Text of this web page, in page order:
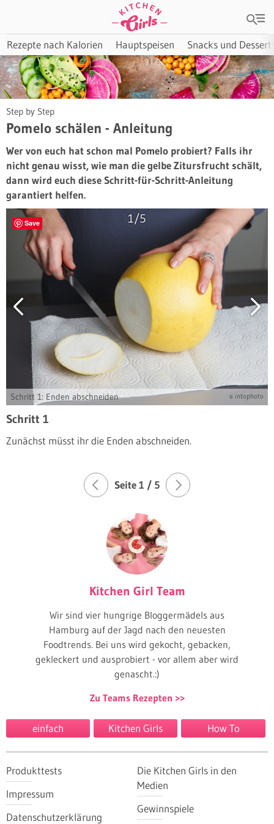
Rezepte nach Kalorien Hauptspeisen Snacks und
Step by Step
Pomelo schälen - Anleitung
Wer von euch hat schon mal Pomelo probiert? Falls ihr
nicht genau wisst, wie man die gelbe Zitursfrucht schält,
dann wird euch diese Schritt-für-Schritt-Anleitung
garantiert helfen.
Save
Schritt 1: Enden abschneiden © intophoto
1/5
Schritt 1
Zunächst müsst ihr die Enden abschneiden.
Seite1 / 5
Kitchen Girl Team
Wir sind vier hungrige Bloggermädels aus
Hamburg auf der Jagd nach den neuesten
Foodtrends. Bei uns wird gekocht, gebacken,
gekleckert und ausprobiert - vor allem aber wird
genascht.:)
Zu Teams Rezepten
einfach Kitchen Girls How To
Produkttests
Impressum
Datenschutzerklärung
Die Kitchen Girls in den
Medien
Gewinnspiele